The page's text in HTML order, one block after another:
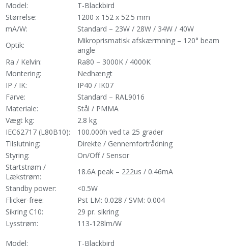
Model:
T-Blackbird
Størrelse:
1200 x 152 x 52.5 mm
mA/W:
Standard – 23W / 28W / 34W / 40W
Optik:
Mikroprismatisk afskærmning – 120° beam
angle
Ra / Kelvin:
Ra80 – 3000K / 4000K
Montering:
Nedhængt
IP / IK:
IP40 / IK07
Farve:
Standard – RAL9016
Materiale:
Stål / PMMA
Vægt kg:
2.8 kg
IEC62717 (L80B10):
100.000h ved ta 25 grader
Tilslutning:
Direkte / Gennemfortrådning
Styring:
On/Off / Sensor
Startstrøm /
Lækstrøm:
18.6A peak – 222us / 0.46mA
Standby power:
<0.5W
Flicker-free:
Pst LM: 0.028 / SVM: 0.004
Sikring C10:
29 pr. sikring
Lysstrøm:
113-128lm/W
Model:
T-Blackbird